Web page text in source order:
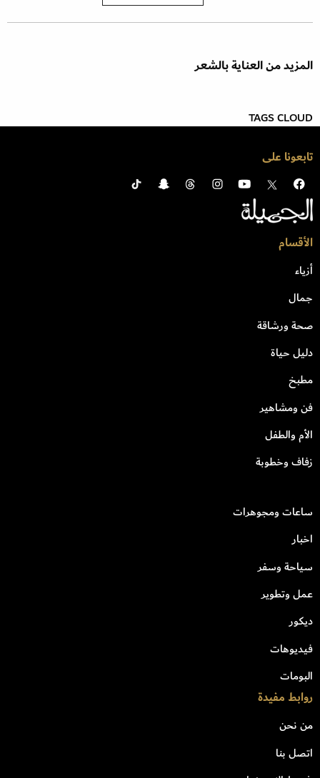
المزيد من العناية بالشعر
TAGS CLOUD
تابعونا على
الأقسام
أزياء
جمال
صحة ورشاقة
دليل حياة
مطبخ
فن ومشاهير
الأم والطفل
زفاف وخطوبة
ساعات ومجوهرات
اخبار
سياحة وسفر
عمل وتطوير
ديكور
فيديوهات
البومات
روابط مفيدة
من نحن
اتصل بنا